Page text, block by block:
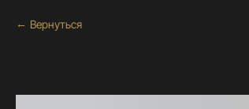
Вернуться